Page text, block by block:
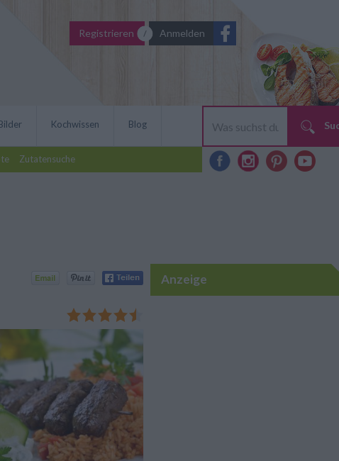
Registrieren Anmelden
Zutatensuche
Kochwissen Blog
gut - vorausgesetzt man kennt
Anzeige